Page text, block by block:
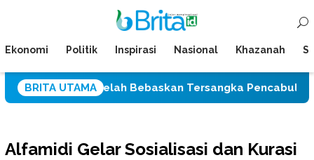
Mobile
Ekonomi Politik Inspirasi Nasional Khazanah
BRITA UTAMA
Bebaskan Tersangka Pencabulan Tiga Siswi SD
Alfamidi Gelar Sosialisasi dan Kurasi